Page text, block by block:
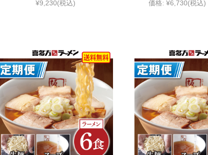
¥9,230(税込) 価格: ¥6,730(税込)